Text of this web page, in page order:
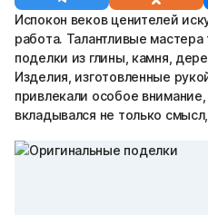
Испокон веков ценителей
работа. Талантливые
поделки из глины, камня,
Изделия, изготовленные
привлекали особое
вкладывался не только